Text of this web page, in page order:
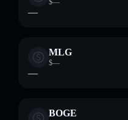
$—
—
MLG
$—
—
BOGE